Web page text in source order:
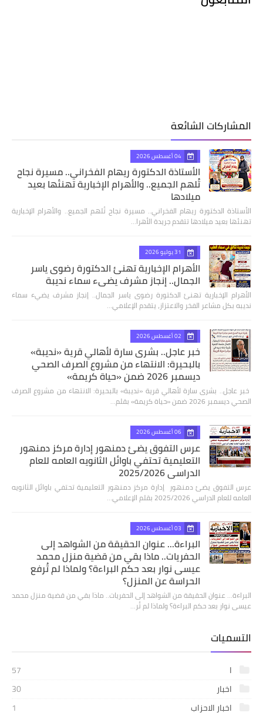
المشاركات الشائعة
04 أغسطس 2026
الأستاذة الدكتورة ريهام الفخراني.. مسيرة نجاح
تُلهم الجميع.. والأهرام الإخبارية تهنئها بعيد
ميلادها
الأستاذة الدكتورة ريهام الفخراني.. مسيرة نجاح تُلهم الجميع.. والأهرام الإخبارية
تهنئها بعيد ميلادها تتقدم جريدة الأهرا…
31 يوليو 2026
الأهرام الإخبارية تهنئ الدكتورة رضوى ياسر
الجمال.. إنجاز مشرف يضيء سماء نديبة
الأهرام الإخبارية تهنئ الدكتورة رضوى ياسر الجمال.. إنجاز مشرف يضيء سماء
نديبه بكل مشاعر الفخر والاعتزاز، يتقدم الإعلامي…
02 أغسطس 2026
خبر عاجل.. بشرى سارة لأهالي قرية «نديبة»
بالبحيرة: الانتهاء من مشروع الصرف الصحي
ديسمبر 2026 ضمن «حياة كريمة»
​ خبر عاجل.. بشرى سارة لأهالي قرية «نديبة» بالبحيرة: الانتهاء من مشروع الصرف
الصحي ديسمبر 2026 ضمن «حياة كريمة» بقلم…
06 أغسطس 2026
عرس التفوق يضئ دمنهور إدارة مركز دمنهور
التعليمية تحتفي باوائل الثانويه العامه للعام
الدراسي 2025/2026
عرس التفوق يضئ دمنهور إدارة مركز دمنهور التعليمية تحتفي باوائل الثانويه
العامه للعام الدراسي 2025/2026 بقلم الإعلامي…
03 أغسطس 2026
البراءة... عنوان الحقيقة من الشواهد إلى
الحفريات.. ماذا بقي من قضية منزل محمد
عيسى نوار بعد حكم البراءة؟ ولماذا لم تُرفع
الحراسة عن المنزل؟
البراءة... عنوان الحقيقة من الشواهد إلى الحفريات.. ماذا بقي من قضية منزل محمد
عيسى نوار بعد حكم البراءة؟ ولماذا لم تُر…
التسميات
ا
57
اخبار
30
اخبار الاحزاب
1